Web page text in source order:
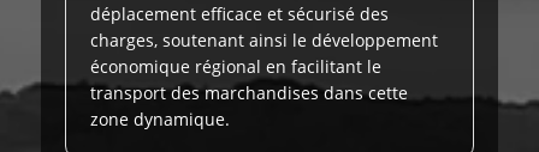
déplacement efficace et sécurisé des
charges, soutenant ainsi le développement
économique régional en facilitant le
transport des marchandises dans cette
zone dynamique.